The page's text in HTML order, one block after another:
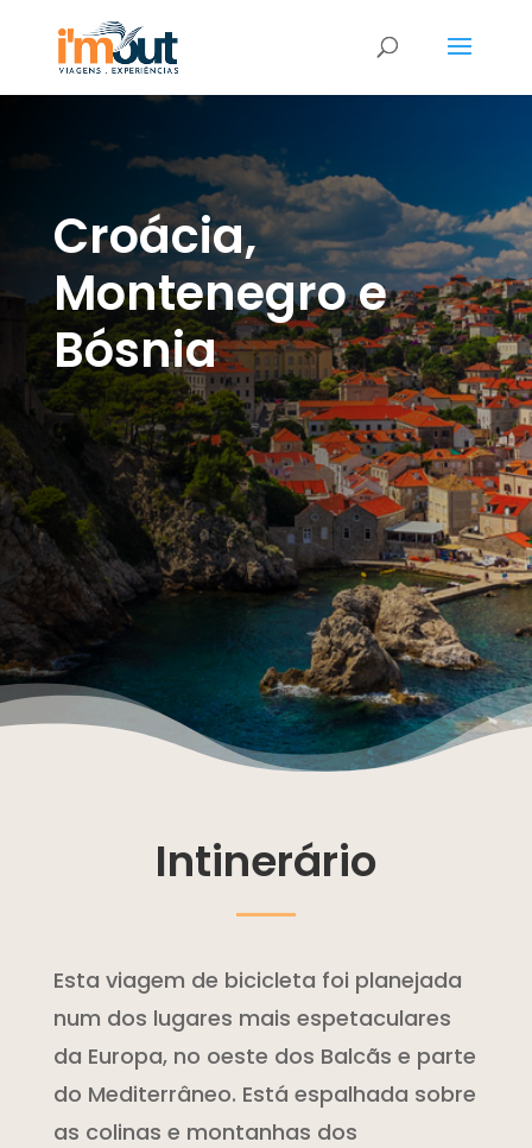
Croácia,
Montenegro e
Bósnia
Intinerário
Esta viagem de bicicleta foi planejada
num dos lugares mais espetaculares
da Europa, no oeste dos Balcãs e parte
do Mediterrâneo. Está espalhada sobre
as colinas e montanhas dos